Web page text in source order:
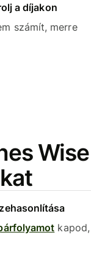
a díjakon
számít, merre
Wise
kapod,